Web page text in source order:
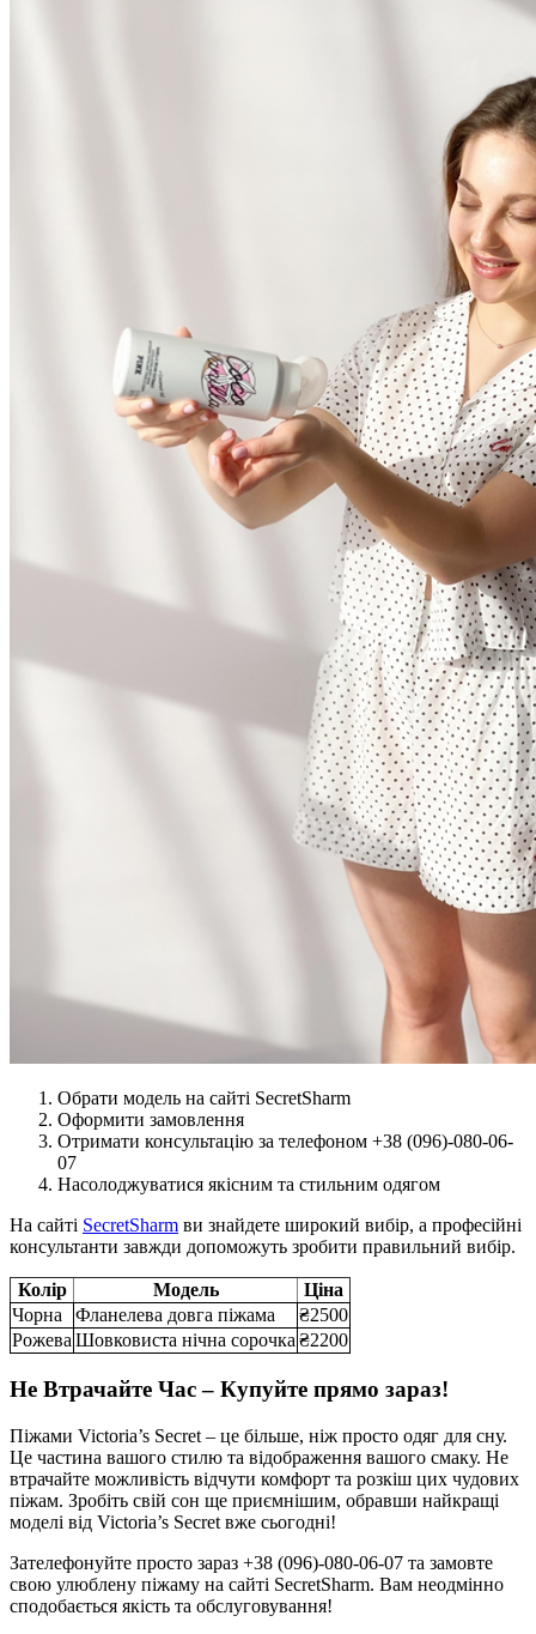
Обрати модель на сайті SecretSharm
Оформити замовлення
Отримати консультацію за телефоном +38 (096)-080-06-
07
Насолоджуватися якісним та стильним одягом
На сайті SecretSharm ви знайдете широкий вибір, а професійні
консультанти завжди допоможуть зробити правильний вибір.
Колір Модель
Ціна
Чорна
Фланелева довга піжама
₴2500
Рожева Шовковиста нічна сорочка ₴2200
Не Втрачайте Час – Купуйте прямо зараз!
Піжами Victoria’s Secret – це більше, ніж просто одяг для сну.
Це частина вашого стилю та відображення вашого смаку. Не
втрачайте можливість відчути комфорт та розкіш цих чудових
піжам. Зробіть свій сон ще приємнішим, обравши найкращі
моделі від Victoria’s Secret вже сьогодні!
Зателефонуйте просто зараз +38 (096)-080-06-07 та замовте
свою улюблену піжаму на сайті SecretSharm. Вам неодмінно
сподобається якість та обслуговування!